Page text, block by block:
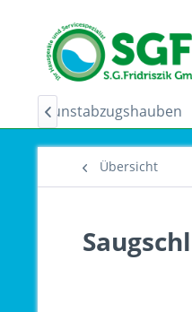
Dunstabzugshauben

Übersicht